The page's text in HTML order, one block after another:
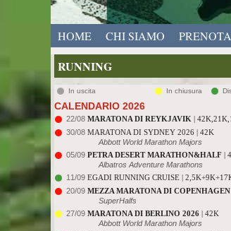
HOME CHI SIAMO
RUNNING
In uscita In chiusura
CALENDARIO 2026
22/08 MARATONA DI REYKJAVIK |
30/08 MARATONA DI SYDNEY 2026 | 42K
Abbott World Marathon Majors
05/09 PETRA DESERT MARATHON&HALF |
Albatros Adventure Marathons
11/09 EGADI RUNNING CRUISE |
20/09 MEZZA MARATONA DI COPENHAGEN
SuperHalfs
27/09 MARATONA DI BERLINO 2026 | 42K
Abbott World Marathon Majors